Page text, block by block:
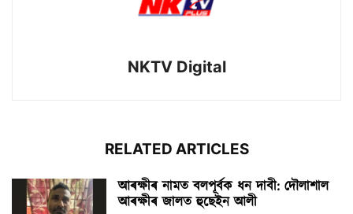
NKTV Digital
RELATED ARTICLES
আৰক্ষীৰ নামত বলপূৰ্বক ধন দাবী: দৌলাশাল
আৰক্ষীৰ জালত হুছেইন আলী